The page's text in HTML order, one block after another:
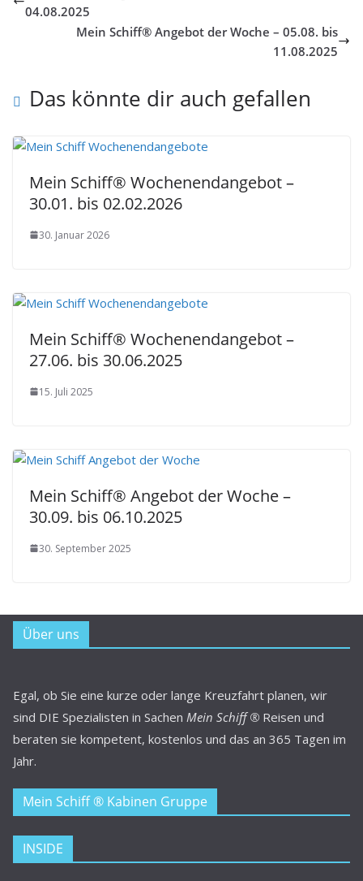
04.08.2025
Mein Schiff® Angebot der Woche – 05.08. bis
11.08.2025
Das könnte dir auch gefallen
Mein Schiff® Wochenendangebot –
30.01. bis 02.02.2026
30. Januar 2026
Mein Schiff® Wochenendangebot –
27.06. bis 30.06.2025
15. Juli 2025
Mein Schiff® Angebot der Woche –
30.09. bis 06.10.2025
30. September 2025
Über uns
Egal, ob Sie eine kurze oder lange Kreuzfahrt planen, wir
sind DIE Spezialisten in Sachen Mein Schiff ® Reisen und
beraten sie kompetent, kostenlos und das an 365 Tagen im
Jahr.
Mein Schiff ® Kabinen Gruppe
INSIDE